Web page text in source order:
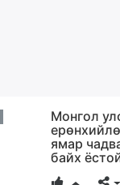
Монгол
ямар
байх